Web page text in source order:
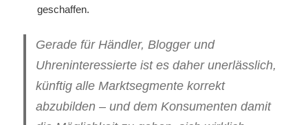
geschaffen.
Gerade für Händler, Blogger und
Uhreninteressierte ist es daher unerlässlich,
künftig alle Marktsegmente korrekt
abzubilden – und dem Konsumenten damit